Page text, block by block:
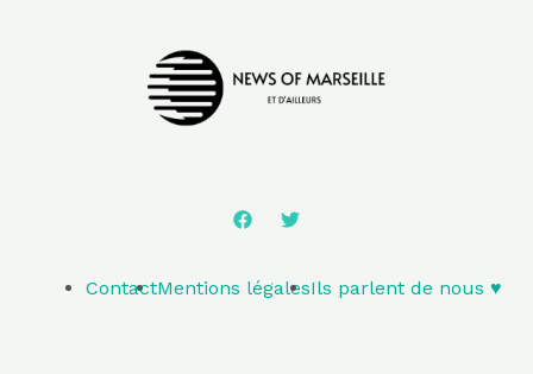
ContactMentions légalesIls parlent de nous ♥️